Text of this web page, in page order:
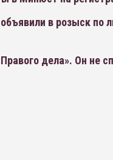
в розыск по
дела». Он не